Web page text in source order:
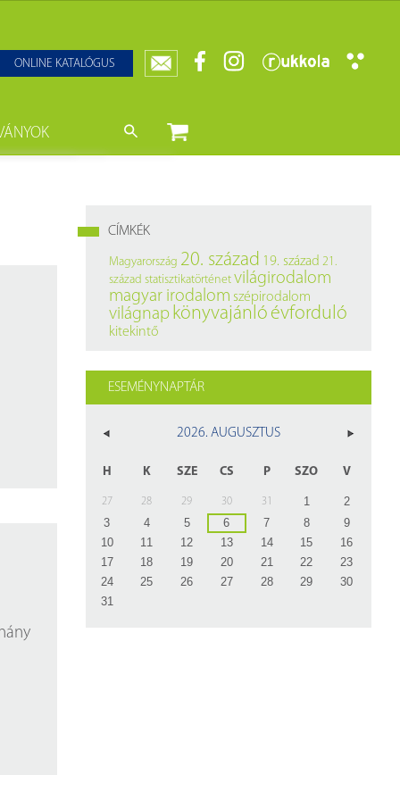
ONLINE KATALÓGUS
CÍMKÉK
Magyarország 20. század 19. század 21.
század statisztikatörténet világirodalom
magyar irodalom szépirodalom
világnap könyvajánló évforduló
kitekintő
ESEMÉNYNAPTÁR
2026. AUGUSZTUS
H K SZE CS P SZO V
27 28 29 30 31 1
2
3
4 5 6 7 8
9
10
11 12 13 14 15
16
17
18 19 20 21 22
23
24
25 26 27 28 29
30
31